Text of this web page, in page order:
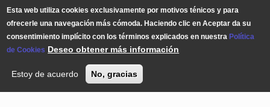
Esta web utiliza cookies exclusivamente por motivos ténicos y para
ofrecerle una navegación más cómoda. Haciendo clic en Aceptar da su
consentimiento implícito con los términos explicados en nuestra Política
de Cookies Deseo obtener más información
Estoy de acuerdo No, gracias